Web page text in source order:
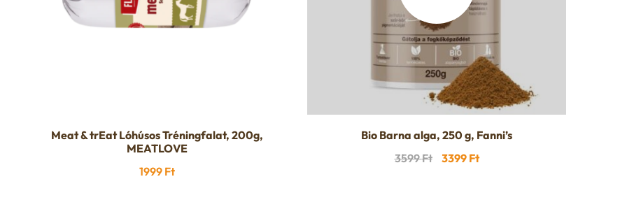
Meat & trEat Lóhúsos Tréningfalat, 200g,
MEATLOVE
1999 Ft
Bio Barna alga, 250 g, Fanni’s
3599Ft Original
3399 FtCurrent